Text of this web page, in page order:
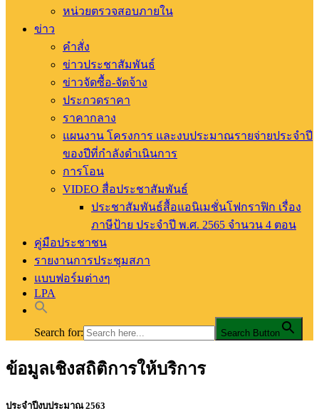
หน่วยตรวจสอบภายใน
ข่าว
คำสั่ง
ข่าวประชาสัมพันธ์
ข่าวจัดซื้อ-จัดจ้าง
ประกวดราคา
ราคากลาง
แผนงาน โครงการ และงบประมาณรายจ่ายประจำปี
ของปีที่กำลังดำเนินการ
การโอน
VIDEO สื่อประชาสัมพันธ์
ประชาสัมพันธ์สื้อแอนิเมชั่นโฟกราฟิก เรื่อง
ภาษีป้าย ประจำปี พ.ศ. 2565 จำนวน 4 ตอน
คู่มือประชาชน
รายงานการประชุมสภา
แบบฟอร์มต่างๆ
LPA
Search for: Search Button
องค์การบริหารส่วนตำบลท่าสัก
อบต.ท่าสัก อ.พิชัย จ.อุตรดิตถ์
ข้อมูลเชิงสถิติการให้บริการ
ประจำปีงบประมาณ 2563